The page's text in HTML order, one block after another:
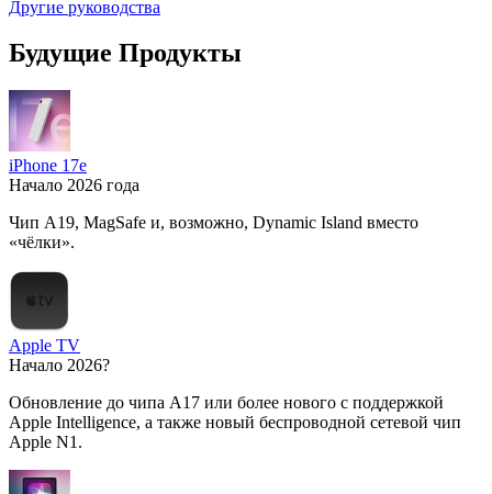
Другие руководства
Будущие Продукты
iPhone 17e
Начало 2026 года
Чип A19, MagSafe и, возможно, Dynamic Island вместо
«чёлки».
Apple TV
Начало 2026?
Обновление до чипа A17 или более нового с поддержкой
Apple Intelligence, а также новый беспроводной сетевой чип
Apple N1.